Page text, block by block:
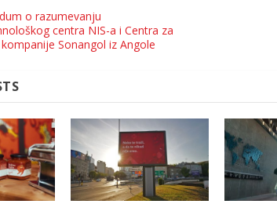
o razumevanju
centra NIS-a i Centra za
Sonangol iz Angole